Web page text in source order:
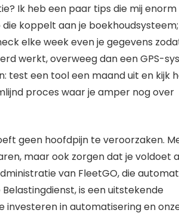
Ik heb een paar tips die mij enorm
koppelt aan je
elke week even je gegevens
werkt, overweeg dan een GPS-
test een tool een maand uit en kijk
proces waar je amper nog over
geen hoofdpijn te veroorzaken.
maar ook zorgen dat je voldoet
van FleetGO, die
is een uitstekende
investeren in automatisering en